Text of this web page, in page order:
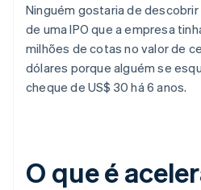
Ninguém gostaria de
de uma IPO que a empresa
milhões de cotas no valor de
dólares porque alguém se
cheque de US$ 30 há 6 anos.
O que é